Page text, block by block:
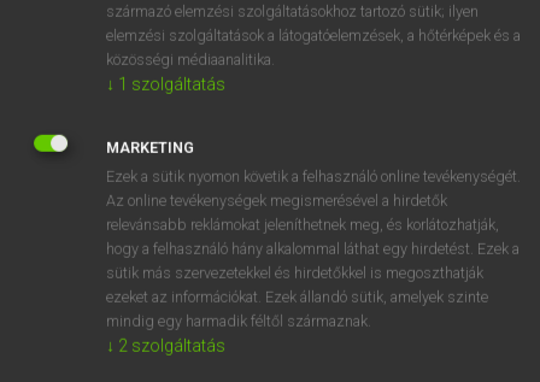
OOOOPS!
SZOTAR.NET APPLIKÁCIÓ
MICROSOFT OFFICE BŐVÍTMÉNY
BEÉPÜLŐ SZÓTÁRMODUL
ONLINE NYELVVIZSGA
származó elemzési szolgáltatásokhoz tartozó sütik; ilyen
elemzési szolgáltatások a látogatóelemzések, a hőtérképek és a
közösségi médiaanalitika.
↓ 1 szolgáltatás
MARKETING
Ezek a sütik nyomon követik a felhasználó online tevékenységét.
Az online tevékenységek megismerésével a hirdetők
relevánsabb reklámokat jeleníthetnek meg, és korlátozhatják,
hogy a felhasználó hány alkalommal láthat egy hirdetést. Ezek a
sütik más szervezetekkel és hirdetőkkel is megoszthatják
ezeket az információkat. Ezek állandó sütik, amelyek szinte
mindig egy harmadik féltől származnak.
↓ 2 szolgáltatás